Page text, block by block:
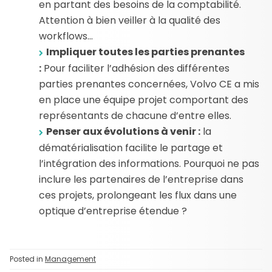
en partant des besoins de la comptabilité.
Attention à bien veiller à la qualité des
workflows…
Impliquer toutes les parties prenantes
: Pour faciliter l’adhésion des différentes
parties prenantes concernées, Volvo CE a mis
en place une équipe projet comportant des
représentants de chacune d’entre elles.
Penser aux évolutions à venir : la
dématérialisation facilite le partage et
l’intégration des informations. Pourquoi ne pas
inclure les partenaires de l’entreprise dans
ces projets, prolongeant les flux dans une
optique d’entreprise étendue ?
Posted in Management